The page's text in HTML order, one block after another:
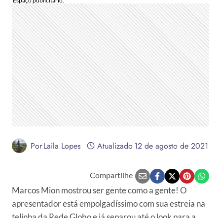
PorLaila Lopes Atualizado12 de agosto de 2021
Compartilhe
Marcos Mion mostrou ser gente como a gente! O
apresentador está empolgadíssimo com sua estreia na